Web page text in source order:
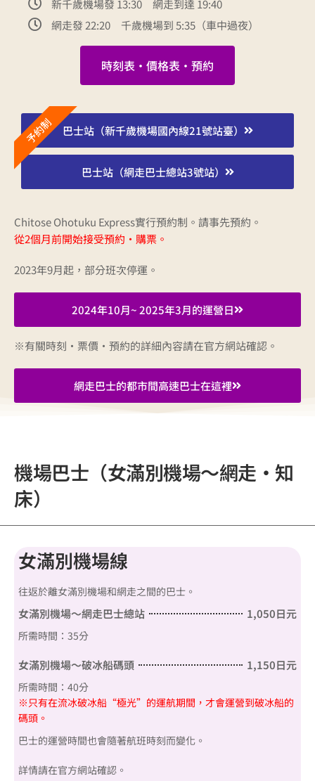
新千歲機場發 13:30 網走到達 19:40
網走發 22:20 千歲機場到 5:35（車中過夜）
時刻表・價格表・預約
予約制 巴士站（新千歲機場國內線21號站臺）
巴士站（網走巴士總站3號站）
Chitose Ohotuku Express實行預約制。請事先預約。
從2個月前開始接受預約・購票。
2023年9月起，部分班次停運。
2024年10月~ 2025年3月的運營日
※有關時刻·票價·預約的詳細內容請在官方網站確認。
網走巴士的都市間高速巴士在這裡
機場巴士（女滿別機場～網走・知
床）
女滿別機場線
往返於離女滿別機場和網走之間的巴士。
女滿別機場～網走巴士總站 1,050日元
所需時間：35分
女滿別機場～破冰船碼頭 1,150日元
所需時間：40分
※只有在流冰破冰船“極光”的運航期間，才會運營到破冰船的
碼頭。
巴士的運營時間也會隨著航班時刻而變化。
詳情請在官方網站確認。